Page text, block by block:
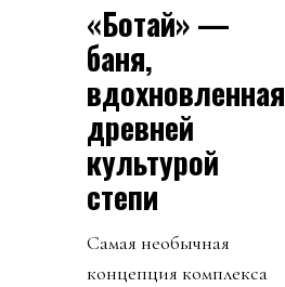
«Ботай» —
баня,
вдохновленная
древней
культурой
степи
Самая необычная
концепция комплекса